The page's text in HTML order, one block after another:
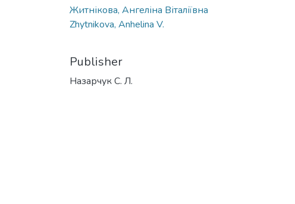
Житнікова, Ангеліна Віталіївна
Zhytnikova, Anhelina V.
Publisher
Назарчук С. Л.